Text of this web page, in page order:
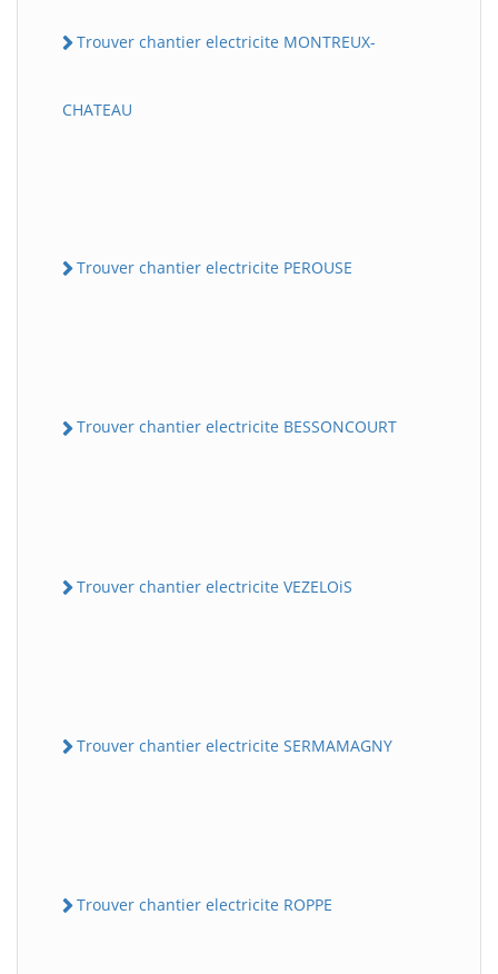
Trouver chantier electricite MONTREUX-
CHATEAU
Trouver chantier electricite PEROUSE
Trouver chantier electricite BESSONCOURT
Trouver chantier electricite VEZELOiS
Trouver chantier electricite SERMAMAGNY
Trouver chantier electricite ROPPE